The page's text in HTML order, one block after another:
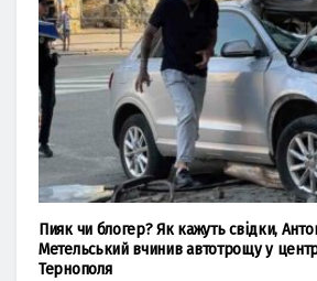
Пияк чи блогер? Як кажуть свідки,
Метельський вчинив автотрощу у
Тернополя